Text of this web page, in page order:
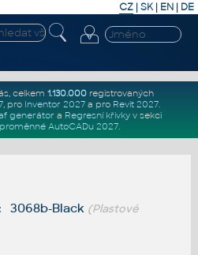
CZ | SK| EN | DE
celkem 1.130.000registrovaných
, pro Inventor 2027a pro Revit 2027.
generátor a Regresní křivkyv sekci
proměnné AutoCADu 2027.
3068b-Black (Plastové